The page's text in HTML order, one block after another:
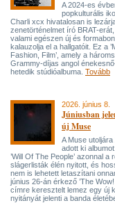
A 2024-es
popkulturális
Charli xcx hivatalosan is
zenetörténelmet író BRAT-
valami egészen új és
kalauzolja el a hallgatóit. Ez a
Fashion, Film’, amely a
Grammy-díjas angol
hetedik stúdióalbuma. Tovább
2026. június 8.
Júniusban
új Muse
A Muse
adott ki
’Will Of The People’ azonnal a
slágerlisták élén nyitott, és
nem is lehetett letaszítani
június 26-án érkező ’The Wow!
címre keresztelt lemez egy új
nyitányát jelenti a banda